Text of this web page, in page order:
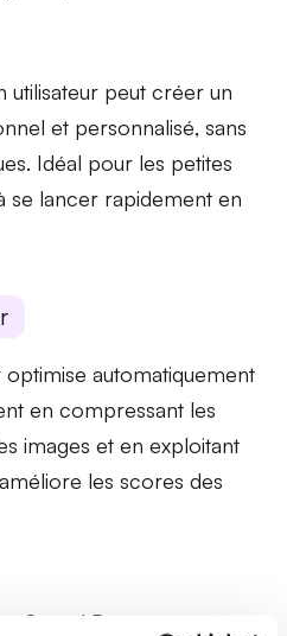
utilisateur peut créer un
et personnalisé, sans
Idéal pour les petites
se lancer rapidement en
optimise automatiquement
en compressant les
images et en exploitant
les scores des
Booster